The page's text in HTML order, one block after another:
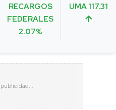
RECARGOS
FEDERALES
2.07%
UMA 117.31